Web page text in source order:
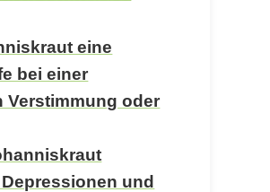
eine
bei einer
Verstimmung oder
und